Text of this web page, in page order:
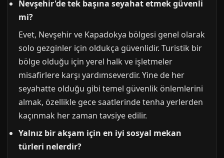
Nevşehir'de tek başına seyahat etmek güvenli
mi?
Evet, Nevşehir ve Kapadokya bölgesi genel olarak
solo gezginler için oldukça güvenlidir. Turistik bir
bölge olduğu için yerel halk ve işletmeler
misafirlere karşı yardımseverdir. Yine de her
seyahatte olduğu gibi temel güvenlik önlemlerini
almak, özellikle gece saatlerinde tenha yerlerden
kaçınmak her zaman tavsiye edilir.
Yalnız bir akşam için en iyi sosyal mekan
türleri nelerdir?